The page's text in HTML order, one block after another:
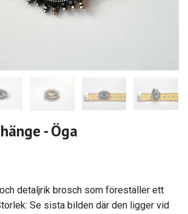
- Öga
detaljrik brosch som föreställer ett
Se sista bilden där den ligger vid